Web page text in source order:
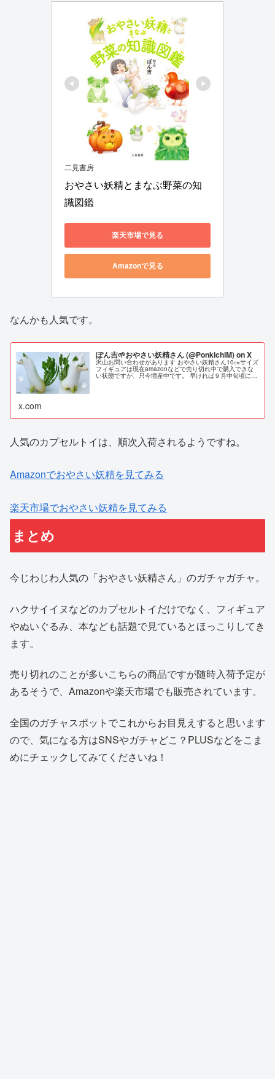
二見書房
おやさい妖精とまなぶ野菜の知
識図鑑
楽天市場で見る
Amazonで見る
なんかも人気です。
ぽん吉🌱おやさい妖精さん (@PonkichiM) on X
沢山お問い合わせがあります おやさい妖精さん10㎝サイズ
フィギュアは現在amazonなどで売り切れ中で購入できな
い状態ですが、只今増産中です。 早ければ９月中旬頃には
x.com
人気のカプセルトイは、順次入荷されるようですね。
Amazonでおやさい妖精を見てみる
楽天市場でおやさい妖精を見てみる
まとめ
今じわじわ人気の「おやさい妖精さん」のガチャガチャ。
ハクサイイヌなどのカプセルトイだけでなく、フィギュア
やぬいぐるみ、本なども話題で見ているとほっこりしてき
ます。
売り切れのことが多いこちらの商品ですが随時入荷予定が
あるそうで、Amazonや楽天市場でも販売されています。
全国のガチャスポットでこれからお目見えすると思います
ので、気になる方はSNSやガチャどこ？PLUSなどをこま
めにチェックしてみてくださいね！